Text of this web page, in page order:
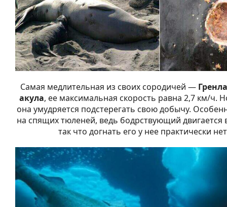
Самая медлительная из своих сородичей —
акула, ее максимальная скорость равна 2,7 км/ч.
она умудряется подстерегать свою добычу.
на спящих тюленей, ведь бодрствующий двигается
так что догнать его у нее практически